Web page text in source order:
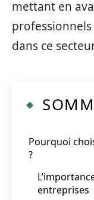
mettant en
dans ce
Pourquoi
?
entreprises